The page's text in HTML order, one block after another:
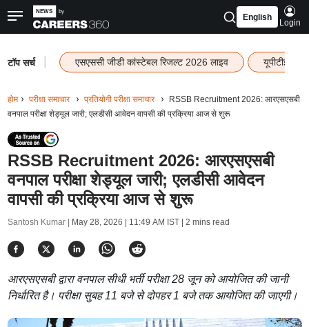
English
Login
टॉप सर्च एसएससी जीडी कांस्टेबल रिजल्ट 2026 लाइव यूपीटीईटी
होम परीक्षा समाचार प्रतियोगी परीक्षा समाचार
RSSB Recruitment 2026: आरएसएसबी
वनपाल परीक्षा शेड्यूल जारी; एलडीसी आवेदन वापसी की प्रक्रिया आज से शुरू
RSSB Recruitment 2026: आरएसएसबी
वनपाल परीक्षा शेड्यूल जारी; एलडीसी आवेदन
वापसी की प्रक्रिया आज से शुरू
Santosh Kumar | May 28, 2026 | 11:49 AM IST| 2 mins read
आरएसएसबी द्वारा वनपाल सीधी भर्ती परीक्षा 28 जून को आयोजित की जानी
निर्धारित है। परीक्षा सुबह 11 बजे से दोपहर 1 बजे तक आयोजित की जाएगी।